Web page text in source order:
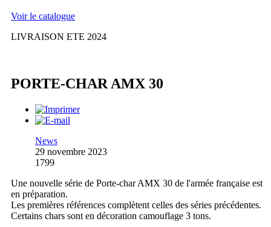
Voir le catalogue
LIVRAISON ETE 2024
PORTE-CHAR AMX 30
News
29 novembre 2023
1799
Une nouvelle série de Porte-char AMX 30 de l'armée française est
en préparation.
Les premières références complètent celles des séries précédentes.
Certains chars sont en décoration camouflage 3 tons.